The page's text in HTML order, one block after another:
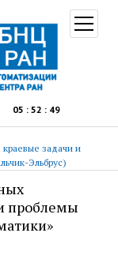
05 : 52 : 49
меню
задачи и
Эльбрус)
проблемы